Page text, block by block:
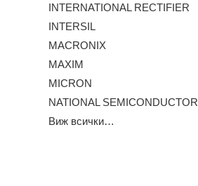
INTERNATIONAL RECTIFIER
INTERSIL
MACRONIX
MAXIM
MICRON
NATIONAL SEMICONDUCTOR
Виж всички…